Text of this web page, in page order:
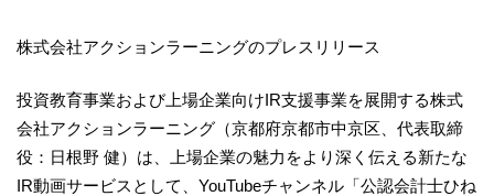
株式会社アクションラーニングのプレスリリース
投資教育事業および上場企業向けIR支援事業を展開する株式
会社アクションラーニング（京都府京都市中京区、代表取締
役：日根野 健）は、上場企業の魅力をより深く伝える新たな
IR動画サービスとして、YouTubeチャンネル「公認会計士ひね